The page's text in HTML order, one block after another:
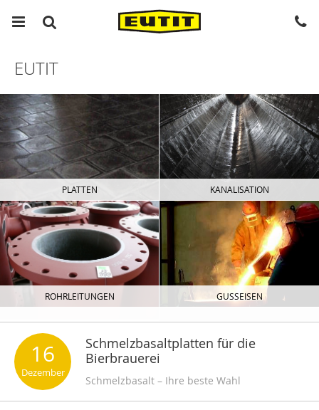
EUTIT
PLATTEN KANALISATION
ROHRLEITUNGEN GUSSEISEN
16
Dezember
Schmelzbasaltplatten für die
Bierbrauerei
Schmelzbasalt – Ihre beste Wahl